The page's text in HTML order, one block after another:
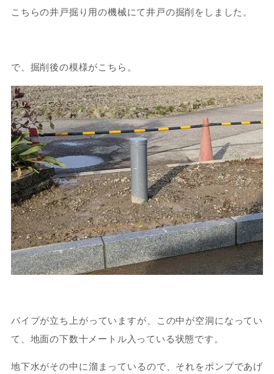
こちらの井戸掘り用の機械にて井戸の掘削をしました。
で、掘削後の模様がこちら。
パイプが立ち上がっていますが、この中が空洞になってい
て、地面の下数十メートル入っている状態です。
地下水がその中に溜まっているので、それをポンプであげ